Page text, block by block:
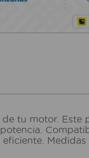
tu motor. Este